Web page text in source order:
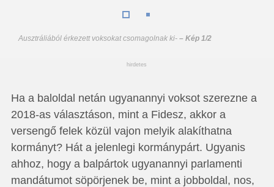
Ausztráliából érkezett voksokat csomagolnak ki-– Kép 1/2
hirdetes
Ha a baloldal netán ugyanannyi voksot szerezne a
2018-as választáson, mint a Fidesz, akkor a
versengő felek közül vajon melyik alakíthatna
kormányt? Hát a jelenlegi kormánypárt. Ugyanis
ahhoz, hogy a balpártok ugyanannyi parlamenti
mandátumot söpörjenek be, mint a jobboldal, nos,